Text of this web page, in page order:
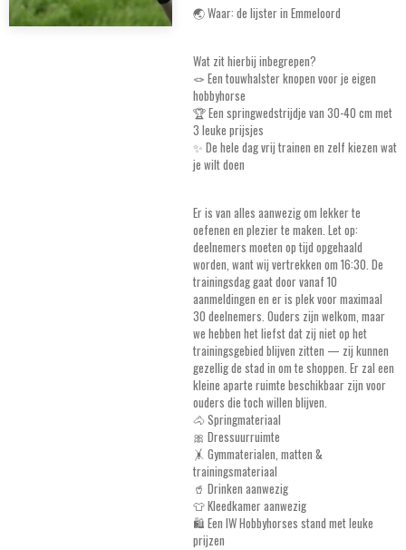
🌏 Waar: de lijster in Emmeloord
Wat zit hierbij inbegrepen?
🪢 Een touwhalster knopen voor je eigen
hobbyhorse
🏆 Een springwedstrijdje van 30-40 cm met
3 leuke prijsjes
✨ De hele dag vrij trainen en zelf kiezen wat
je wilt doen
Er is van alles aanwezig om lekker te
oefenen en plezier te maken. Let op:
deelnemers moeten op tijd opgehaald
worden, want wij vertrekken om 16:30. De
trainingsdag gaat door vanaf 10
aanmeldingen en er is plek voor maximaal
30 deelnemers. Ouders zijn welkom, maar
we hebben het liefst dat zij niet op het
trainingsgebied blijven zitten — zij kunnen
gezellig de stad in om te shoppen. Er zal een
kleine aparte ruimte beschikbaar zijn voor
ouders die toch willen blijven.
🐴 Springmateriaal
🎀 Dressuurruimte
🤸 Gymmaterialen, matten &
trainingsmateriaal
🥤 Drinken aanwezig
👕 Kleedkamer aanwezig
🛍️ Een IW Hobbyhorses stand met leuke
prijzen